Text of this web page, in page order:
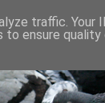
traffic. Your
ensure